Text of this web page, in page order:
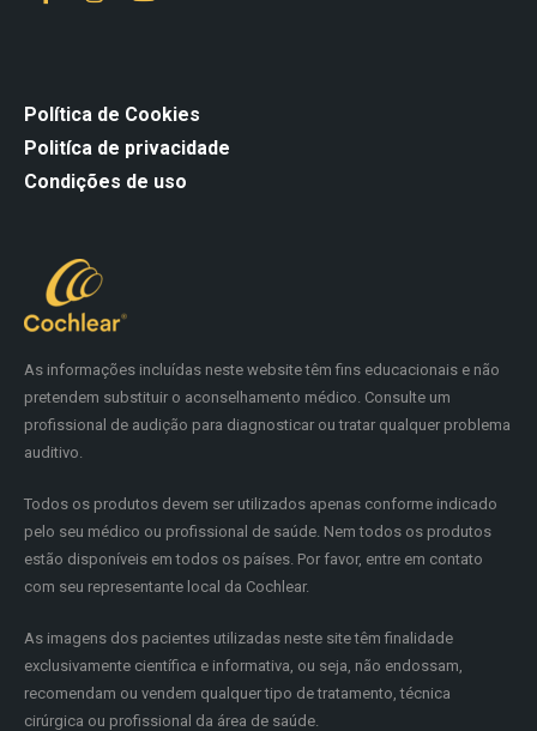
As informações incluídas neste website têm fins educacionais e não
pretendem substituir o aconselhamento médico. Consulte um
profissional de audição para diagnosticar ou tratar qualquer problema
auditivo.
Todos os produtos devem ser utilizados apenas conforme indicado
pelo seu médico ou profissional de saúde. Nem todos os produtos
estão disponíveis em todos os países. Por favor, entre em contato
com seu representante local da Cochlear.
As imagens dos pacientes utilizadas neste site têm finalidade
exclusivamente científica e informativa, ou seja, não endossam,
recomendam ou vendem qualquer tipo de tratamento, técnica
cirúrgica ou profissional da área de saúde.
Política de Cookies
Politíca de privacidade
Condições de uso